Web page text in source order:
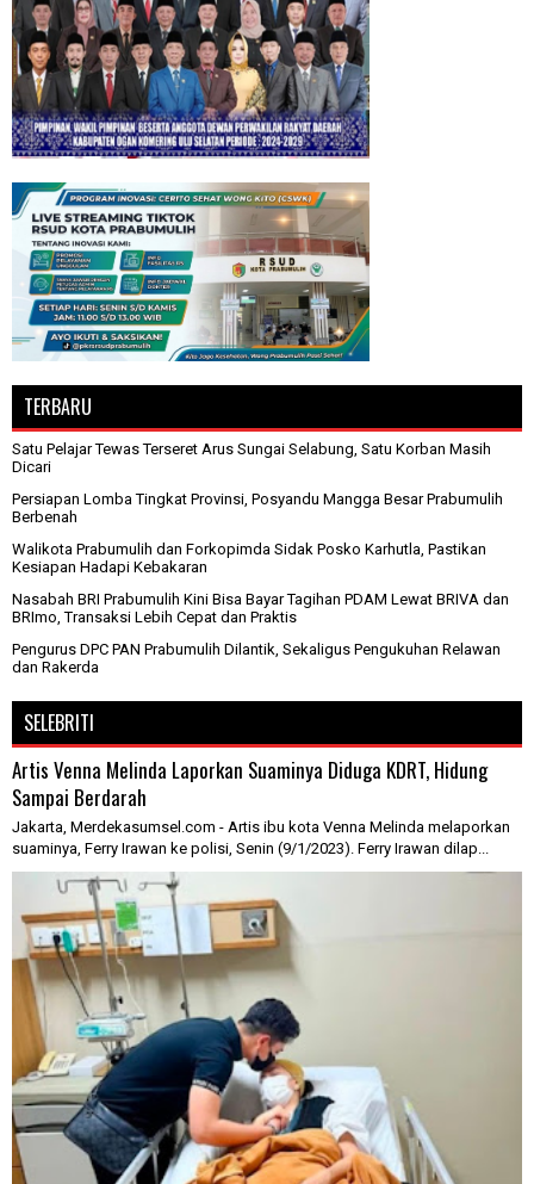
TERBARU
Satu Pelajar Tewas Terseret Arus Sungai Selabung, Satu Korban Masih
Dicari
Persiapan Lomba Tingkat Provinsi, Posyandu Mangga Besar Prabumulih
Berbenah
Walikota Prabumulih dan Forkopimda Sidak Posko Karhutla, Pastikan
Kesiapan Hadapi Kebakaran
Nasabah BRI Prabumulih Kini Bisa Bayar Tagihan PDAM Lewat BRIVA dan
BRImo, Transaksi Lebih Cepat dan Praktis
Pengurus DPC PAN Prabumulih Dilantik, Sekaligus Pengukuhan Relawan
dan Rakerda
SELEBRITI
Artis Venna Melinda Laporkan Suaminya Diduga KDRT, Hidung
Sampai Berdarah
Jakarta, Merdekasumsel.com - Artis ibu kota Venna Melinda melaporkan
suaminya, Ferry Irawan ke polisi, Senin (9/1/2023). Ferry Irawan dilap...